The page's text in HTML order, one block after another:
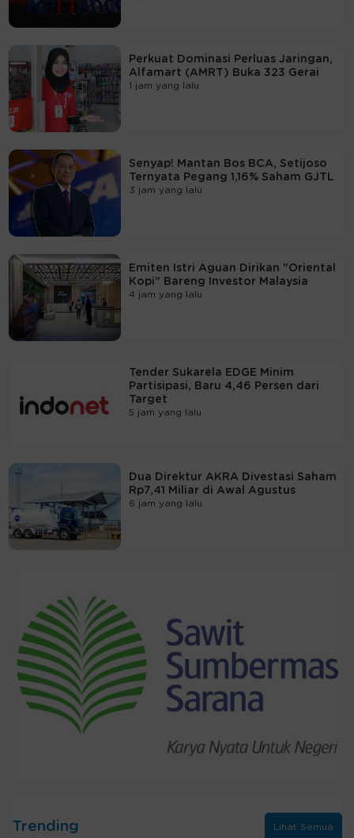
Perkuat Dominasi Perluas Jaringan,
Alfamart (AMRT) Buka 323 Gerai
1 jam yang lalu
Senyap! Mantan Bos BCA, Setijoso
Ternyata Pegang 1,16% Saham GJTL
3 jam yang lalu
Emiten Istri Aguan Dirikan "Oriental
Kopi" Bareng Investor Malaysia
4 jam yang lalu
Tender Sukarela EDGE Minim
Partisipasi, Baru 4,46 Persen dari
Target
5 jam yang lalu
Dua Direktur AKRA Divestasi Saham
Rp7,41 Miliar di Awal Agustus
6 jam yang lalu
Trending Lihat Semua